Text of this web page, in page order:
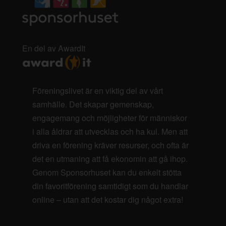
En del av AwardIt
Föreningslivet är en viktig del av vårt
samhälle. Det skapar gemenskap,
engagemang och möjligheter för människor
i alla åldrar att utvecklas och ha kul. Men att
driva en förening kräver resurser, och ofta är
det en utmaning att få ekonomin att gå ihop.
Genom Sponsorhuset kan du enkelt stötta
din favoritförening samtidigt som du handlar
online – utan att det kostar dig något extra!